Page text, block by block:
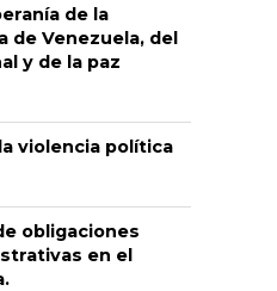
de la
de Venezuela, del
y de la paz
violencia política
obligaciones
en el